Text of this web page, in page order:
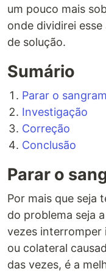
um pouco mais
onde dividirei
de solução.
Sumário
Parar o
Investigação
Correção
Conclusão
Parar o
Por mais que seja
do problema seja
vezes
ou colateral
das vezes, é a